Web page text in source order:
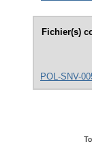
Fichier(s)
POL-SNV-